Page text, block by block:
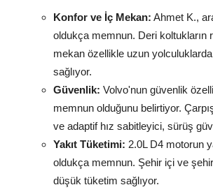
Konfor ve İç Mekan: Ahmet K.,
oldukça memnun. Deri koltukların
mekan özellikle uzun
sağlıyor.
Güvenlik: Volvo'nun güvenlik
memnun olduğunu belirtiyor.
ve adaptif hız sabitleyici, sürüş
Yakıt Tüketimi: 2.0L D4 motorun
oldukça memnun. Şehir içi ve şehir
düşük tüketim sağlıyor.